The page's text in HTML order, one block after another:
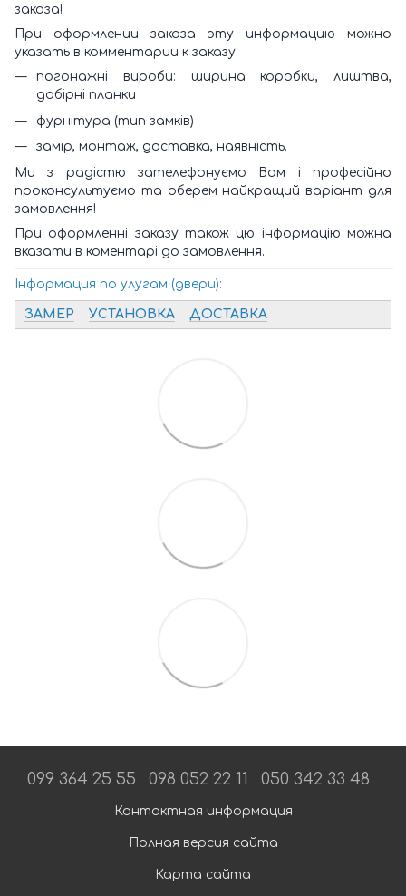
заказа!
При оформлении заказа эту информацию можно
указать в комментарии к заказу.
погонажні вироби: ширина коробки, лиштва,
добірні планки
фурнітура (тип замків)
замір, монтаж, доставка, наявність.
Ми з радістю зателефонуємо Вам і професійно
проконсультуємо та оберем найкращий варіант для
замовлення!
При оформленні заказу також цю інформацію можна
вказати в коментарі до замовлення.
Інформация по улугам (двери):
ЗАМЕР УСТАНОВКА ДОСТАВКА
099 364 25 55 098 052 22 11 050 342 33 48
Контактная информация
Полная версия сайта
Карта сайта